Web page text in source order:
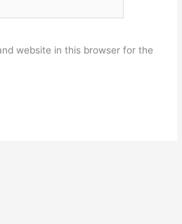
website in this browser for the